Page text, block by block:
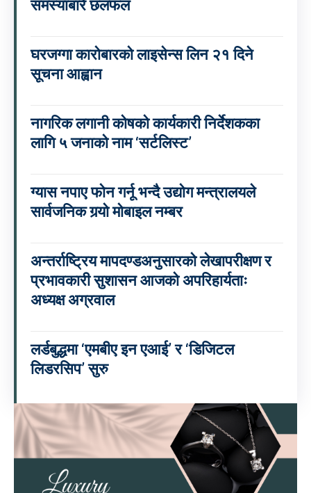
समस्याबारे छलफल
घरजग्गा कारोबारको लाइसेन्स लिन २१ दिने
सूचना आह्वान
नागरिक लगानी कोषको कार्यकारी निर्देशकका
लागि ५ जनाको नाम ‘सर्टलिस्ट’
ग्यास नपाए फोन गर्नू भन्दै उद्योग मन्त्रालयले
सार्वजनिक गर्‍यो मोबाइल नम्बर
अन्तर्राष्ट्रिय मापदण्डअनुसारको लेखापरीक्षण र
प्रभावकारी सुशासन आजको अपरिहार्यताः
अध्यक्ष अग्रवाल
लर्डबुद्धमा ‘एमबीए इन एआई’ र ‘डिजिटल
लिडरसिप’ सुरु